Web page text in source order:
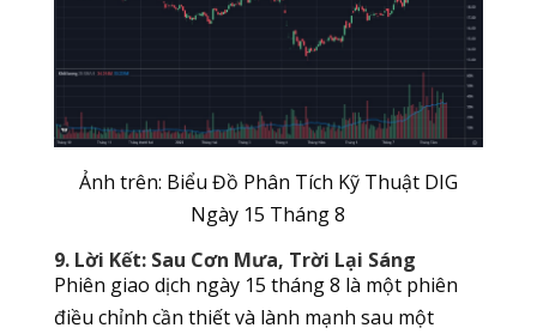
Ảnh trên: Biểu Đồ Phân Tích Kỹ Thuật DIG
Ngày 15 Tháng 8
9. Lời Kết: Sau Cơn Mưa, Trời Lại Sáng
Phiên giao dịch ngày 15 tháng 8 là một phiên
điều chỉnh cần thiết và lành mạnh sau một